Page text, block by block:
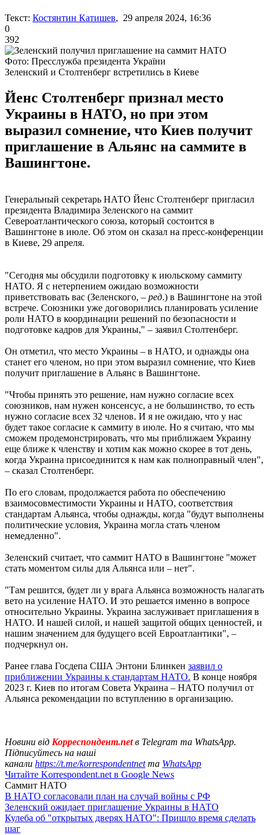
Текст: Костянтин Катишев, 29 апреля 2024, 16:36
0
392
Фото: Пресслужба президента України
Зеленский и Столтенберг встретились в Киеве
Йенс Столтенберг признал место
Украины в НАТО, но при этом
выразил сомнение, что Киев получит
приглашение в Альянс на саммите в
Вашингтоне.
Генеральный секретарь НАТО Йенс Столтенберг пригласил
президента Владимира Зеленского на саммит
Североатлантического союза, который состоится в
Вашингтоне в июле. Об этом он сказал на пресс-конференции
в Киеве, 29 апреля.
"Сегодня мы обсудили подготовку к июльскому саммиту
НАТО. Я с нетерпением ожидаю возможности
приветствовать вас (Зеленского, – ред.) в Вашингтоне на этой
встрече. Союзники уже договорились планировать усиление
роли НАТО в координации решений по безопасности и
подготовке кадров для Украины," – заявил Столтенберг.
Он отметил, что место Украины – в НАТО, и однажды она
станет его членом, но при этом выразил сомнение, что Киев
получит приглашение в Альянс в Вашингтоне.
"Чтобы принять это решение, нам нужно согласие всех
союзников, нам нужен консенсус, а не большинство, то есть
нужно согласие всех 32 членов. И я не ожидаю, что у нас
будет такое согласие к саммиту в июле. Но я считаю, что мы
сможем продемонстрировать, что мы приближаем Украину
еще ближе к членству и хотим как можно скорее в тот день,
когда Украина присоединится к нам как полноправный член",
– сказал Столтенберг.
По его словам, продолжается работа по обеспечению
взаимосовместимости Украины и НАТО, соответствия
стандартам Альянса, чтобы однажды, когда "будут выполнены
политические условия, Украина могла стать членом
немедленно".
Зеленский считает, что саммит НАТО в Вашингтоне "может
стать моментом силы для Альянса или – нет".
"Там решится, будет ли у врага Альянса возможность налагать
вето на усиление НАТО. И это решается именно в вопросе
относительно Украины. Украина заслуживает приглашения в
НАТО. И нашей силой, и нашей защитой общих ценностей, и
нашим значением для будущего всей Евроатлантики", –
подчеркнул он.
Ранее глава Госдепа США Энтони Блинкен заявил о
приближении Украины к стандартам НАТО. В конце ноября
2023 г. Киев по итогам Совета Украина – НАТО получил от
Альянса рекомендации по вступлению в организацию.
Новини від Корреспондент.netв Telegram та WhatsApp.
Підписуйтесь на наші
канали https://t.me/korrespondentnetта WhatsApp
Читайте Korrespondent.net в Google News
Саммит НАТО
В НАТО согласовали план на случай войны с РФ
Зеленский ожидает приглашение Украины в НАТО
Кулеба об "открытых дверях НАТО": Пришло время сделать
шаг